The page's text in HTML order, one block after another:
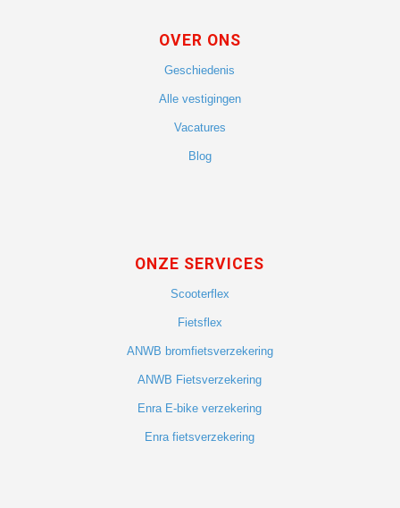
OVER ONS
Geschiedenis
Alle vestigingen
Vacatures
Blog
ONZE SERVICES
Scooterflex
Fietsflex
ANWB bromfietsverzekering
ANWB Fietsverzekering
Enra E-bike verzekering
Enra fietsverzekering